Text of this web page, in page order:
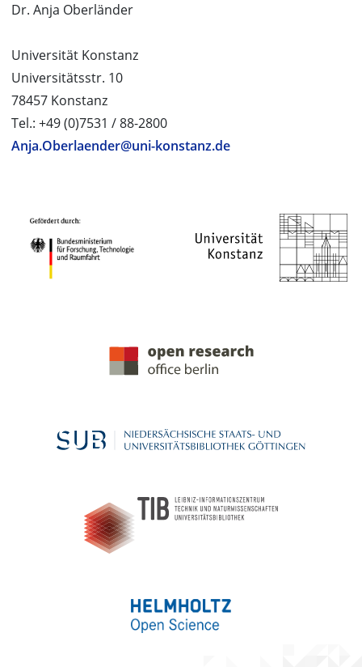
Dr. Anja Oberländer
Universität Konstanz
Universitätsstr. 10
78457 Konstanz
Tel.: +49 (0)7531 / 88-2800
Anja.Oberlaender@uni-konstanz.de